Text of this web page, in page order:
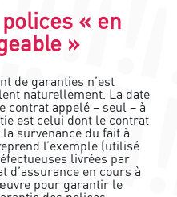
« en
»
garanties n’est
naturellement. La date
contrat appelé – seul – à
est celui dont le contrat
survenance du fait à
l’exemple (utilisé
livrées par
d’assurance en cours à
pour garantir le